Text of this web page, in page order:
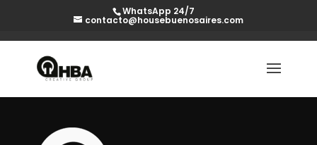
WhatsApp 24/7
contacto@housebuenosaires.com